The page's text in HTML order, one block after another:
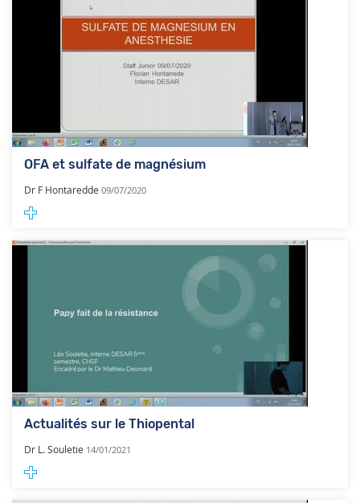
OFA et sulfate de magnésium
Dr F Hontaredde 09/07/2020
Actualités sur le Thiopental
Dr L. Souletie 14/01/2021